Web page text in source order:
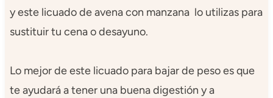
y este licuado de avena con manzana lo utilizas para
sustituir tu cena o desayuno.
Lo mejor de este licuado para bajar de peso es que
te ayudará a tener una buena digestión y a